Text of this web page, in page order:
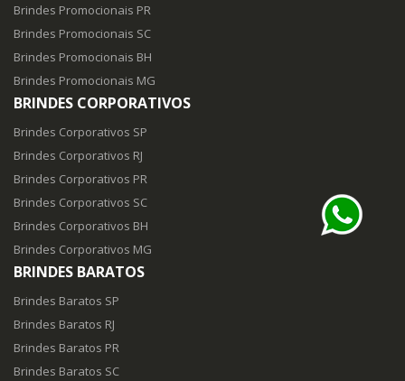
Brindes Promocionais PR
Brindes Promocionais SC
Brindes Promocionais BH
Brindes Promocionais MG
BRINDES CORPORATIVOS
Brindes Corporativos SP
Brindes Corporativos RJ
Brindes Corporativos PR
Brindes Corporativos SC
Brindes Corporativos BH
Brindes Corporativos MG
BRINDES BARATOS
Brindes Baratos SP
Brindes Baratos RJ
Brindes Baratos PR
Brindes Baratos SC